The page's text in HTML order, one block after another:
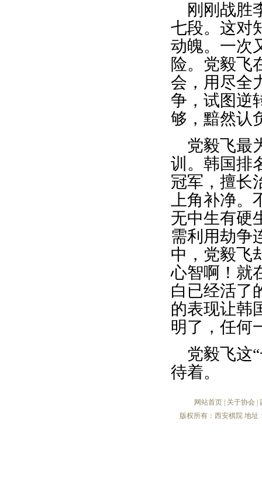
刚刚战胜
七段。这对
动魄。一次
险。党毅飞
会，用尽全
争，试图逆
够，黯然认
党毅飞最
训。韩国排
冠军，擅长
上角补净
无中生有硬
需利用劫争
中，党毅飞
心智啊！就
白已经活了
的表现让韩
明了，任何
党毅飞这
待着。
网站首页 关于协会
版权所有：西安棋院 地址